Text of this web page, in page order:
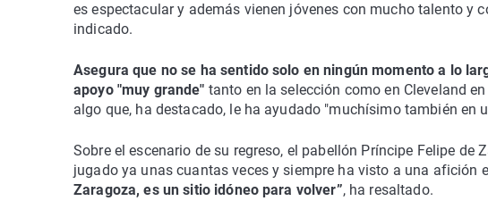
es espectacular y además vienen jóvenes con mucho talento y
indicado.
Asegura que no se ha sentido solo en ningún momento a lo
apoyo "muy grande" tanto en la selección como en Cleveland
algo que, ha destacado, le ha ayudado "muchísimo también en
Sobre el escenario de su regreso, el pabellón Príncipe Felipe
jugado ya unas cuantas veces y siempre ha visto a una afición
Zaragoza, es un sitio idóneo para volver”, ha resaltado.